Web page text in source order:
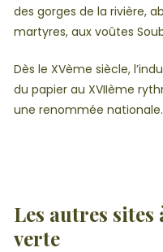
des gorges de la rivière,
martyres, aux voûtes
Dès le XVème siècle,
du papier au XVIIème
une renommée nationale.
Les autres
verte